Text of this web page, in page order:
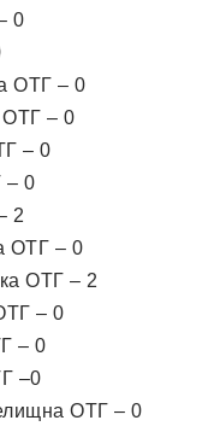
0
ОТГ – 0
ОТГ – 0
– 0
– 0
2
ОТГ – 0
ОТГ – 2
– 0
– 0
–0
ОТГ – 0